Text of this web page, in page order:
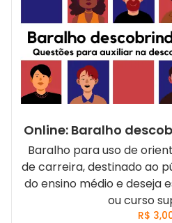
Online: Baralho
Baralho para uso de
de carreira, destinado ao
do ensino médio e deseja
ou curso
R$